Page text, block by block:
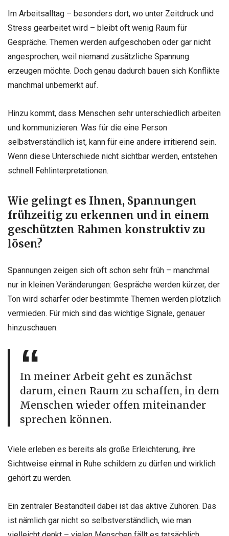
Im Arbeitsalltag – besonders dort, wo unter Zeitdruck und
Stress gearbeitet wird – bleibt oft wenig Raum für
Gespräche. Themen werden aufgeschoben oder gar nicht
angesprochen, weil niemand zusätzliche Spannung
erzeugen möchte. Doch genau dadurch bauen sich Konflikte
manchmal unbemerkt auf.
Hinzu kommt, dass Menschen sehr unterschiedlich arbeiten
und kommunizieren. Was für die eine Person
selbstverständlich ist, kann für eine andere irritierend sein.
Wenn diese Unterschiede nicht sichtbar werden, entstehen
schnell Fehlinterpretationen.
Wie gelingt es Ihnen, Spannungen
frühzeitig zu erkennen und in einem
geschützten Rahmen konstruktiv zu
lösen?
Spannungen zeigen sich oft schon sehr früh – manchmal
nur in kleinen Veränderungen: Gespräche werden kürzer, der
Ton wird schärfer oder bestimmte Themen werden plötzlich
vermieden. Für mich sind das wichtige Signale, genauer
hinzuschauen.
In meiner Arbeit geht es zunächst
darum, einen Raum zu schaffen, in dem
Menschen wieder offen miteinander
sprechen können.
Viele erleben es bereits als große Erleichterung, ihre
Sichtweise einmal in Ruhe schildern zu dürfen und wirklich
gehört zu werden.
Ein zentraler Bestandteil dabei ist das aktive Zuhören. Das
ist nämlich gar nicht so selbstverständlich, wie man